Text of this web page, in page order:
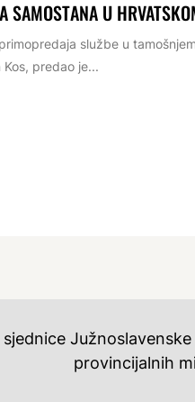
SAMOSTANA U
službe u
predao je...
sjednice
provincijalnih